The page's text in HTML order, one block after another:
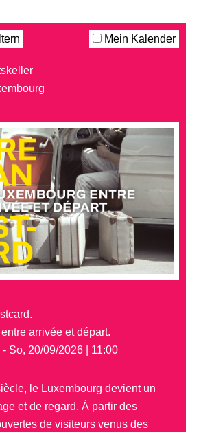
Mein Kalender
arrivée et départ.
So, 20/09/2026 | 11:00
le Luxembourg devient un
et de regard. À partir des
de visiteurs venus des